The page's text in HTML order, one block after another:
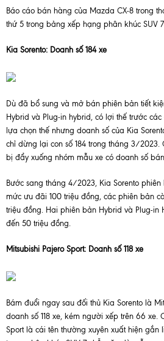
Báo cáo bán hàng của Mazda CX-8 trong
thứ 5 trong bảng xếp hạng phân khúc SUV
Kia Sorento: Doanh số 184 xe
Dù đã bổ sung và mở bán phiên bản tiết
Hybrid và Plug-in hybrid, có lợi thế trước
lựa chọn thế nhưng doanh số của Kia
chỉ dừng lại con số 184 trong tháng 3/2023.
bị đẩy xuống nhóm mẫu xe có doanh số
Bước sang tháng 4/2023, Kia Sorento
mức ưu đãi 100 triệu đồng, các phiên bản
triệu đồng. Hai phiên bản Hybrid và Plug-
đến 50 triệu đồng.
Mitsubishi Pajero Sport: Doanh số 118 xe
Bám đuổi ngay sau đối thủ Kia Sorento là
doanh số 118 xe, kém người xếp trên 66 xe.
Sport là cái tên thường xuyên xuất hiện gắn